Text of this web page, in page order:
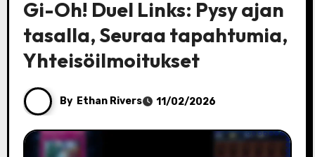
Gi-Oh! Duel Links: Pysy ajan
tasalla, Seuraa tapahtumia,
Yhteisöilmoitukset
By Ethan Rivers 11/02/2026